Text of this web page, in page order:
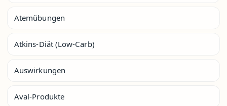
Atemübungen
Atkins-Diät (Low-Carb)
Auswirkungen
Aval-Produkte